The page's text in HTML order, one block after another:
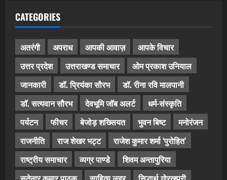
CATEGORIES
अतरंगी अपराध आपकी आवाज़
आपके विचार
उत्तर प्रदेश
उत्तराखण्ड समाचार
ओम प्रकाश उनियाल
जानकारी
डॉ. प्रियंका सौरभ
डॉ. रीना रवि मालपानी
डॉ. सत्यवान सौरभ
देवभूमि जॉब अलर्ट
धर्म-संस्कृति
पर्यटन
फीचर बेजोड़ शख्सियत भुवन बिष्ट
मनोरंजन
राजनीति
राज शेखर भट्ट
राजेश कुमार शर्मा ‘पुरोहित’
राष्ट्रीय समाचार
व्यग्र पाण्डे
शिवम अन्तापुरिया